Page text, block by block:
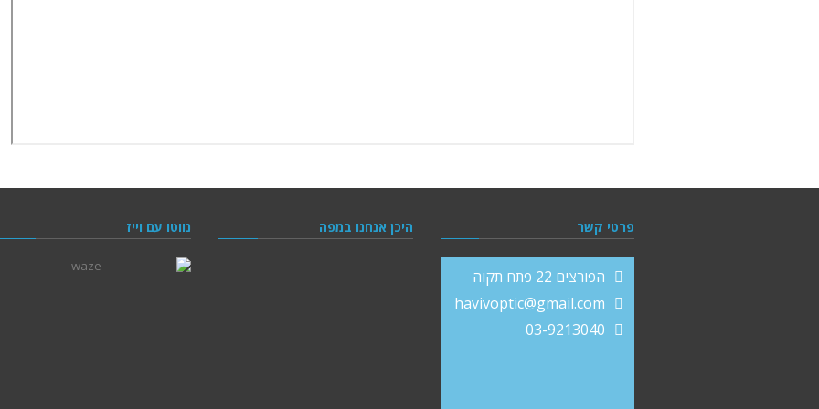
פרטי קשר
הפורצים 22 פתח תקוה
havivoptic@gmail.com
03-9213040
היכן אנחנו במפה נווטו עם וייז